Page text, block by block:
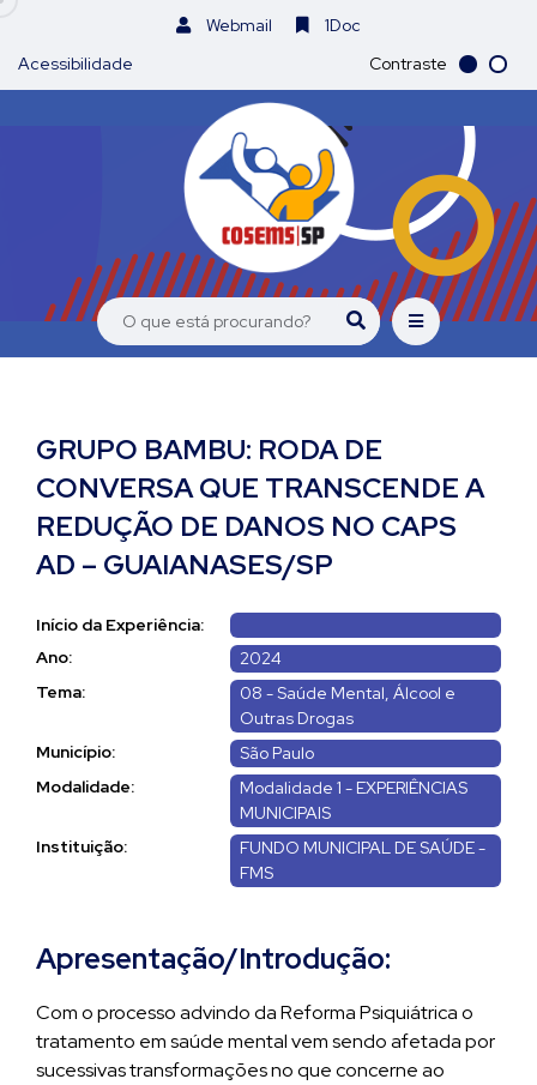
Webmail
1Doc
Acessibilidade
Contraste
GRUPO BAMBU: RODA DE
CONVERSA QUE TRANSCENDE A
REDUÇÃO DE DANOS NO CAPS
AD – GUAIANASES/SP
Início da Experiência:
Ano:
2024
Tema:
08 - Saúde Mental, Álcool e
Outras Drogas
Município:
São Paulo
Modalidade:
Modalidade 1 - EXPERIÊNCIAS
MUNICIPAIS
Instituição:
FUNDO MUNICIPAL DE SAÚDE -
FMS
Apresentação/Introdução:
Com o processo advindo da Reforma Psiquiátrica o
tratamento em saúde mental vem sendo afetada por
sucessivas transformações no que concerne ao